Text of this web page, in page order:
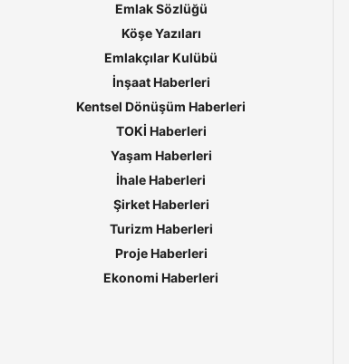
Emlak Sözlüğü
Köşe Yazıları
Emlakçılar Kulübü
İnşaat Haberleri
Kentsel Dönüşüm Haberleri
TOKİ Haberleri
Yaşam Haberleri
İhale Haberleri
Şirket Haberleri
Turizm Haberleri
Proje Haberleri
Ekonomi Haberleri